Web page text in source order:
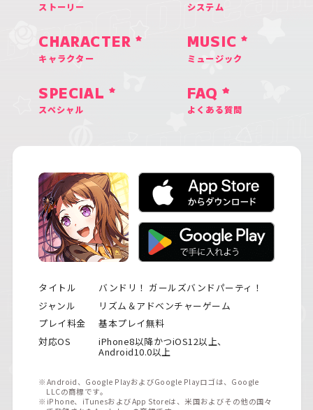
ストーリー システム
CHARACTER
キャラクター
MUSIC
ミュージック
SPECIAL
スペシャル
FAQ
よくある質問
タイトル
バンドリ！ ガールズバンドパーティ！
ジャンル
リズム＆アドベンチャーゲーム
プレイ料金
基本プレイ無料
対応OS
iPhone8以降かつiOS12以上、
Android10.0以上
※Android、Google PlayおよびGoogle Playロゴは、Google
LLCの商標です。
※iPhone、iTunesおよびApp Storeは、米国およびその他の国々